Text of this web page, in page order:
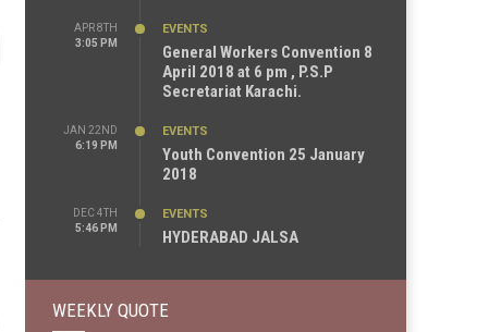
APR 8TH
3:05 PM
EVENTS
General Workers Convention 8
April 2018 at 6 pm , P.S.P
Secretariat Karachi.
JAN 22ND
6:19 PM
EVENTS
Youth Convention 25 January
2018
DEC 4TH
5:46 PM
EVENTS
HYDERABAD JALSA
WEEKLY QUOTE